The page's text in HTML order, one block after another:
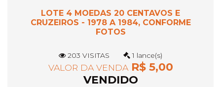
LOTE 4 MOEDAS 20 CENTAVOS E
CRUZEIROS - 1978 A 1984, CONFORME
FOTOS
203 VISITAS 1 lance(s)
VALOR DA VENDAR$ 5,00
VENDIDO